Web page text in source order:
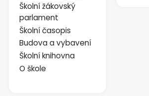
Školní žákovský
parlament
Školní časopis
Budova a vybavení
Školní knihovna
O škole